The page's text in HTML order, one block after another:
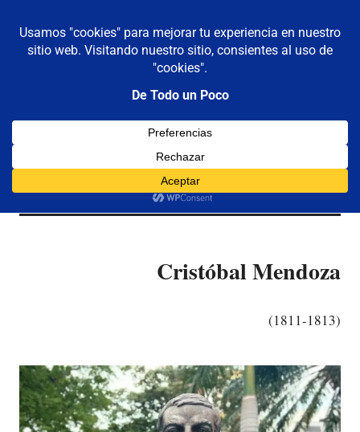
contenido
De todo un poco
Reflexiones,
Viajes
MENÚ
Presidentes
Cristóbal Mendoza
(1811-1813)